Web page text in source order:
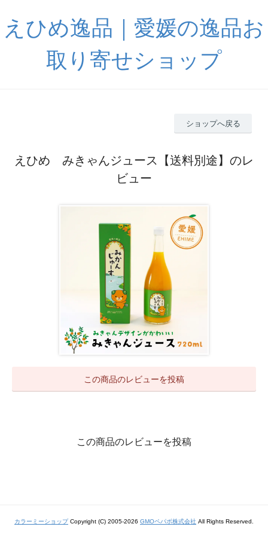
えひめ逸品｜愛媛の逸品お
取り寄せショップ
ショップへ戻る
えひめ みきゃんジュース【送料別途】のレ
ビュー
この商品のレビューを投稿
この商品のレビューを投稿
カラーミーショップCopyright (C) 2005-2026 GMOペパボ株式会社 All Rights Reserved.